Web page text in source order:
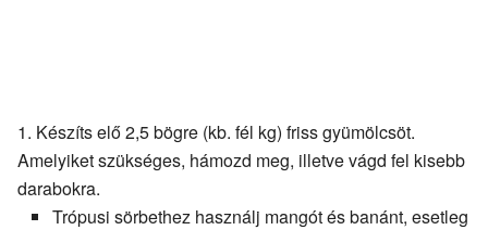
Készíts elő 2,5 bögre (kb. fél kg) friss gyümölcsöt.
Amelyiket szükséges, hámozd meg, illetve vágd fel kisebb
darabokra.
Trópusi sörbethez használj mangót és banánt, esetleg